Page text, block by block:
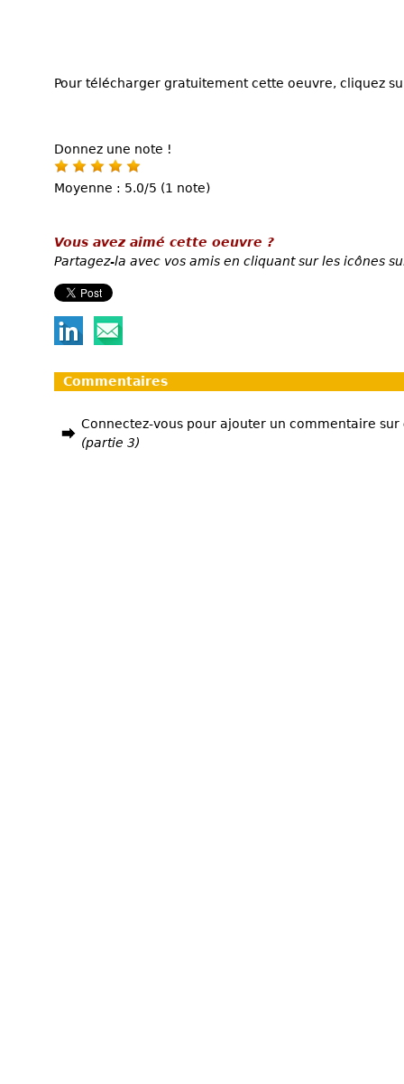
Pour télécharger gratuitement cette oeuvre, cliquez
Donnez une note !
Moyenne : 5.0/5 (1 note)
Vous avez aimé cette oeuvre ?
Partagez-la avec vos amis en cliquant sur les icônes
Commentaires
Connectez-vous pour ajouter un commentaire sur
(partie 3)